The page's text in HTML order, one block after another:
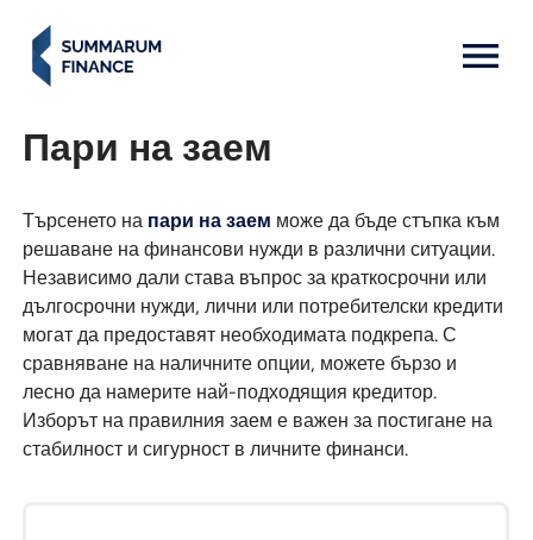
Пари на заем
Търсенето на пари на заем може да бъде стъпка към
решаване на финансови нужди в различни ситуации.
Независимо дали става въпрос за краткосрочни или
дългосрочни нужди, лични или потребителски кредити
могат да предоставят необходимата подкрепа. С
сравняване на наличните опции, можете бързо и
лесно да намерите най-подходящия кредитор.
Изборът на правилния заем е важен за постигане на
стабилност и сигурност в личните финанси.